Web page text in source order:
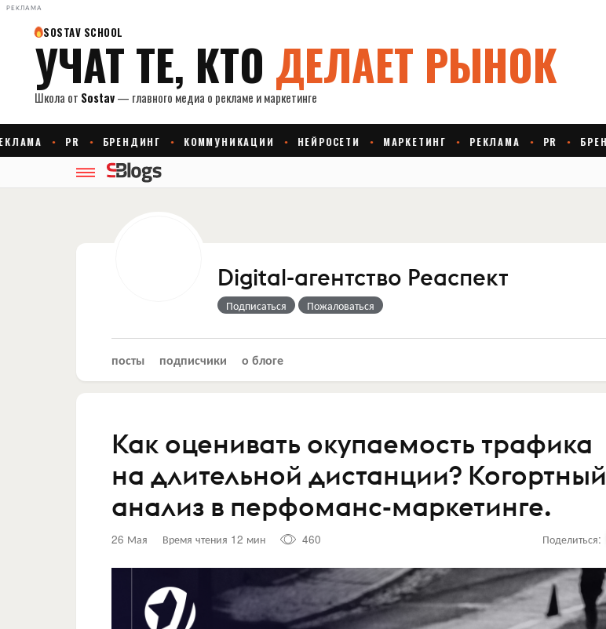
РЕКЛАМА
Digital-агентство Реаспект
Подписаться Пожаловаться
посты подписчики о блоге
Как оценивать окупаемость трафика
на длительной дистанции? Когортный
анализ в перфоманс-маркетинге.
26 Мая Время чтения 12 мин 460 Поделиться: